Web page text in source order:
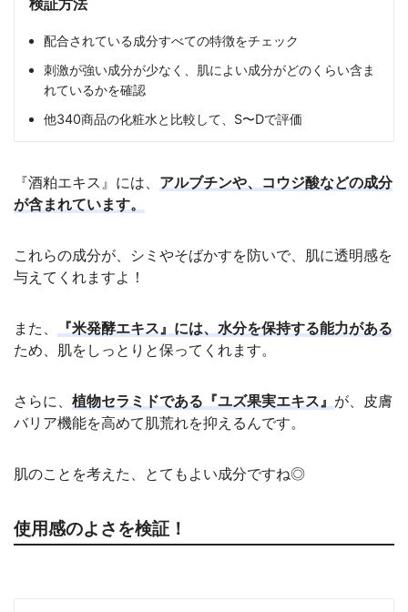
配合されている成分すべての特徴をチェック
刺激が強い成分が少なく、肌によい成分がどのくらい含ま
れているかを確認
他340商品の化粧水と比較して、S〜Dで評価
『酒粕エキス』には、 アルブチンや、コウジ酸などの成分
が含まれています。
これらの成分が、シミやそばかすを防いで、肌に透明感を
与えてくれますよ！
また、
『米発酵エキス』には、水分を保持する能力がある
ため、肌をしっとりと保ってくれます。
さらに、 植物セラミドである『ユズ果実エキス』 が、皮膚
バリア機能を高めて肌荒れを抑えるんです。
肌のことを考えた、とてもよい成分ですね◎
使用感のよさを検証！